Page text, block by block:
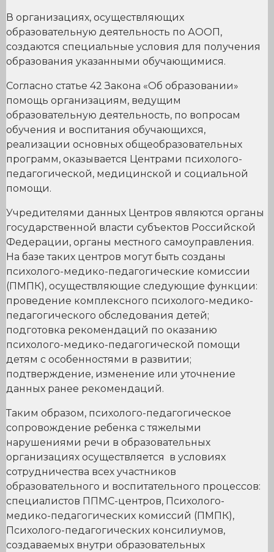
В организациях, осуществляющих
образовательную деятельность по АООП,
создаются специальные условия для получения
образования указанными обучающимися.
Согласно статье 42 Закона «Об образовании»
помощь организациям, ведущим
образовательную деятельность, по вопросам
обучения и воспитания обучающихся,
реализации основных общеобразовательных
программ, оказывается Центрами психолого-
педагогической, медицинской и социальной
помощи.
Учредителями данных Центров являются органы
государственной власти субъектов Российской
Федерации, органы местного самоуправления.
На базе таких центров могут быть созданы
психолого-медико-педагогические комиссии
(ПМПК), осуществляющие следующие функции:
проведение комплексного психолого-медико-
педагогического обследования детей;
подготовка рекомендаций по оказанию
психолого-медико-педагогической помощи
детям с особенностями в развитии;
подтверждение, изменение или уточнение
данных ранее рекомендаций.
Таким образом, психолого-педагогическое
сопровождение ребенка с тяжелыми
нарушениями речи в образовательных
организациях осуществляется в условиях
сотрудничества всех участников
образовательного и воспитательного процессов:
специалистов ППМС-центров, Психолого-
медико-педагогических комиссий (ПМПК),
Психолого-педагогических консилиумов,
создаваемых внутри образовательных